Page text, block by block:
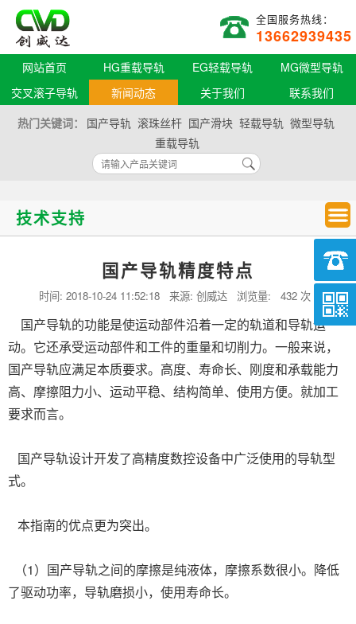
全国服务热线：
13662939435
网站首页 HG重载导轨 EG轻载导轨
MG微型导轨
交叉滚子导轨
新闻动态 关于我们
联系我们
热门关键词：
国产导轨 滚珠丝杆 国产滑块 轻载导轨 微型导轨
重载导轨
技术支持
国产导轨精度特点
时间: 2018-10-24 11:52:18 来源: 创威达 浏览量: 432 次
国产导轨的功能是使运动部件沿着一定的轨道和导轨运
动。它还承受运动部件和工件的重量和切削力。一般来说，
国产导轨应满足本质要求。高度、寿命长、刚度和承载能力
高、摩擦阻力小、运动平稳、结构简单、使用方便。就加工
要求而言。
国产导轨设计开发了高精度数控设备中广泛使用的导轨型
式。
本指南的优点更为突出。
（1）国产导轨之间的摩擦是纯液体，摩擦系数很小。降低
了驱动功率，导轨磨损小，使用寿命长。